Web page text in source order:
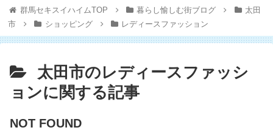
群馬セキスイハイムTOP 暮らし愉しむ街ブログ
太田
市
ショッピング レディースファッション
太田市のレディースファッシ
ョンに関する記事
NOT FOUND